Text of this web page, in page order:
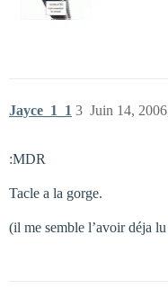
Jayce_1_1 Juin 14,
3
:MDR
Tacle a la gorge.
(il me semble l’avoir déja